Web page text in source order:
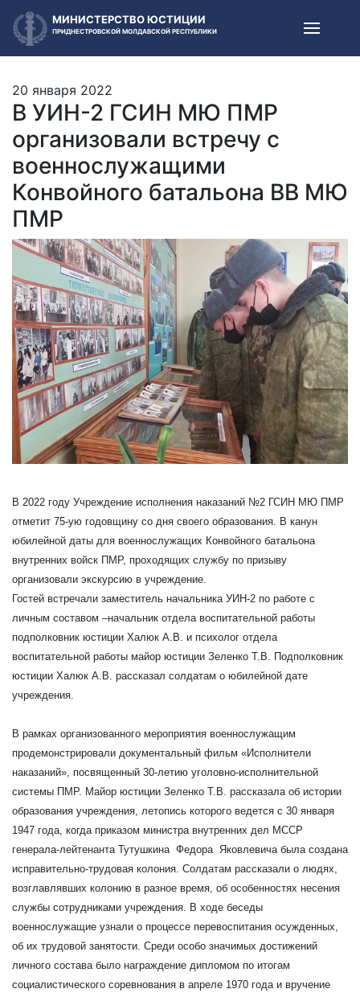
МИНИСТЕРСТВО ЮСТИЦИИ
ПРИДНЕСТРОВСКОЙ МОЛДАВСКОЙ РЕСПУБЛИКИ
20 января 2022
В УИН-2 ГСИН МЮ ПМР
организовали встречу с
военнослужащими
Конвойного батальона ВВ МЮ
ПМР
В 2022 году Учреждение исполнения наказаний №2 ГСИН МЮ ПМР
отметит 75-ую годовщину со дня своего образования. В канун
юбилейной даты для военнослужащих Конвойного батальона
внутренних войск ПМР, проходящих службу по призыву
организовали экскурсию в учреждение.
Гостей встречали заместитель начальника УИН-2 по работе с
личным составом –начальник отдела воспитательной работы
подполковник юстиции Халюк А.В. и психолог отдела
воспитательной работы майор юстиции Зеленко Т.В. Подполковник
юстиции Халюк А.В. рассказал солдатам о юбилейной дате
учреждения.
В рамках организованного мероприятия военнослужащим
продемонстрировали документальный фильм «Исполнители
наказаний», посвященный 30-летию уголовно-исполнительной
системы ПМР. Майор юстиции Зеленко Т.В. рассказала об истории
образования учреждения, летопись которого ведется с 30 января
1947 года, когда приказом министра внутренних дел МССР
генерала-лейтенанта Тутушкина Федора Яковлевича была создана
исправительно-трудовая колония. Солдатам рассказали о людях,
возглавлявших колонию в разное время, об особенностях несения
службы сотрудниками учреждения. В ходе беседы
военнослужащие узнали о процессе перевоспитания осужденных,
об их трудовой занятости. Среди особо значимых достижений
личного состава было награждение дипломом по итогам
социалистического соревнования в апреле 1970 года и вручение